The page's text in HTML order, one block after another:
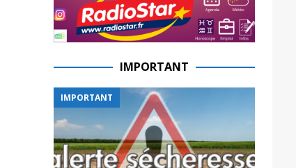
IMPORTANT
IMPORTANT